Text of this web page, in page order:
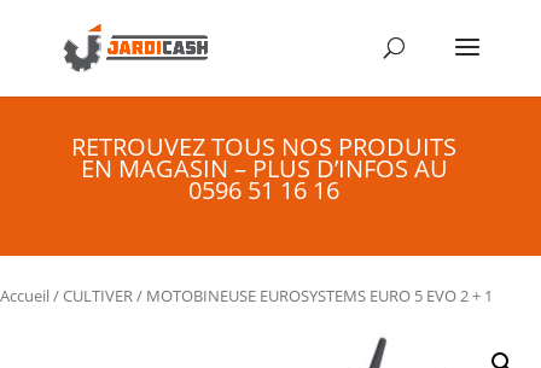
RETROUVEZ TOUS NOS PRODUITS
EN MAGASIN – PLUS D’INFOS AU
0596 51 16 16
Accueil/CULTIVER/ MOTOBINEUSE EUROSYSTEMS EURO 5 EVO 2 + 1